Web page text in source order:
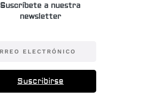
Suscríbete a nuestra
newsletter
Suscribirse